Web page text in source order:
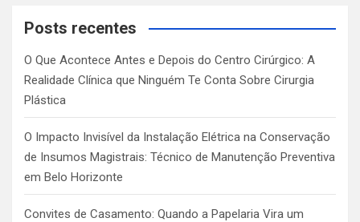
c
Posts recentes
O Que Acontece Antes e Depois do Centro Cirúrgico: A
Realidade Clínica que Ninguém Te Conta Sobre Cirurgia
Plástica
O Impacto Invisível da Instalação Elétrica na Conservação
de Insumos Magistrais: Técnico de Manutenção Preventiva
em Belo Horizonte
Convites de Casamento: Quando a Papelaria Vira um